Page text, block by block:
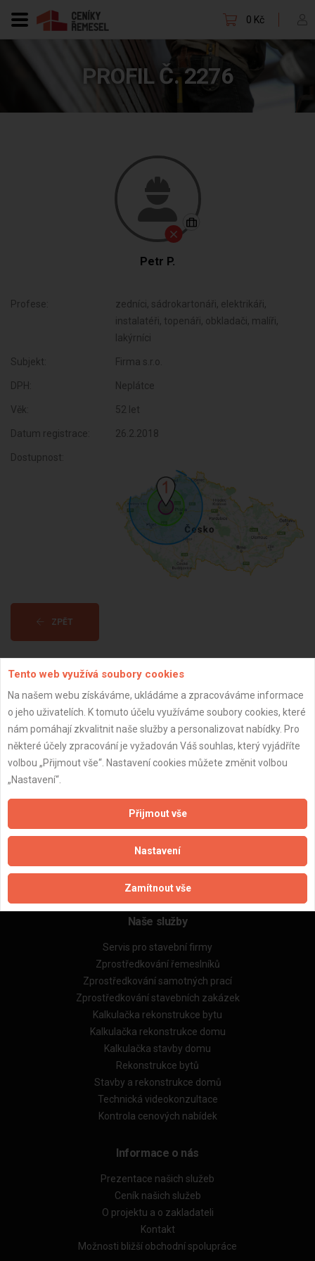
0 Kč
PROFIL Č. 2276
Petr P.
Profese:
zedníci, sádrokartonáři, elektrikáři,
instalatéři, topenáři, obkladači, malíři,
lakýrníci
Subjekt: Firma s.r.o.
DPH: Neplátce
Věk: 52 let
Datum registrace: 26.2.2018
Dostupnost:
ZPĚT
Aktualizováno z portálu ARES dne 05.01.2024 07:15:06
Důležité informace
Zpracování a ochrana osobních údajů
Zásady pro používání souborů cookie
Obchodní podmínky (zprostředkování)
Obchodní podmínky (rozpočtování)
Reference
Naše excelové tabulky online
Naše služby
Servis pro stavební firmy
Zprostředkování řemeslníků
Zprostředkování samotných prací
Zprostředkování stavebních zakázek
Kalkulačka rekonstrukce bytu
Kalkulačka rekonstrukce domu
Kalkulačka stavby domu
Rekonstrukce bytů
Stavby a rekonstrukce domů
Technická videokonzultace
Kontrola cenových nabídek
Informace o nás
Prezentace našich služeb
Ceník našich služeb
O projektu a o zakladateli
Kontakt
Možnosti bližší obchodní spolupráce
Tento web využívá soubory cookies
Na našem webu získáváme, ukládáme a zpracováváme informace
o jeho uživatelích. K tomuto účelu využíváme soubory cookies, které
nám pomáhají zkvalitnit naše služby a personalizovat nabídky. Pro
některé účely zpracování je vyžadován Váš souhlas, který vyjádříte
volbou „Přijmout vše“. Nastavení cookies můžete změnit volbou
„Nastavení“.
Přijmout vše
Nastavení
Zamítnout vše